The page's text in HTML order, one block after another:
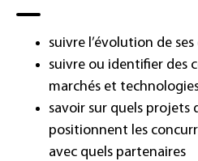
suivre l’évolution de ses
suivre ou identifier des
marchés et
savoir sur quels projets
positionnent les
avec quels partenaires